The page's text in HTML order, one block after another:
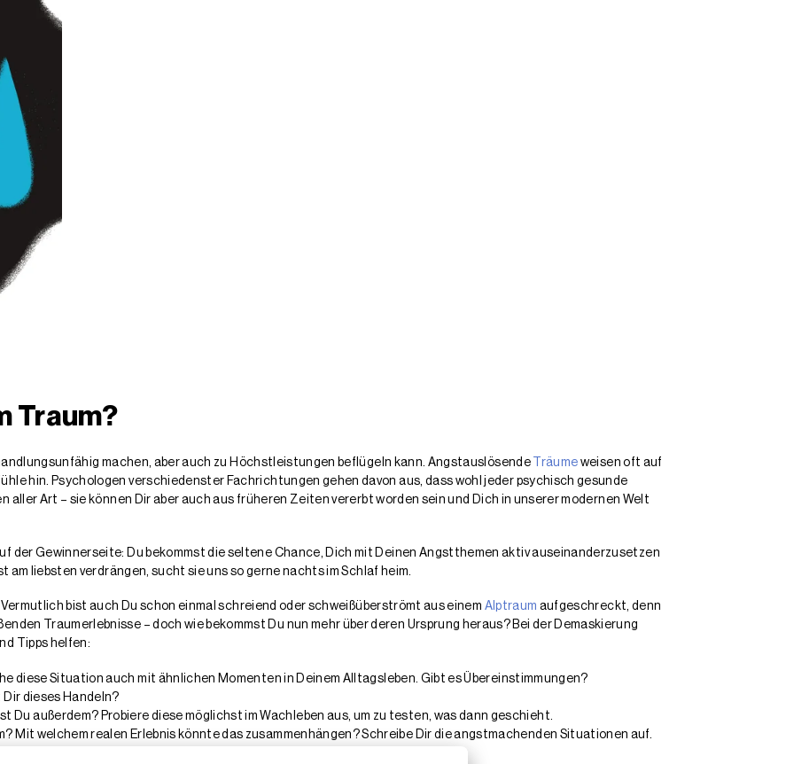
Traum?
machen, aber auch zu Höchstleistungen beflügeln kann. Angstauslösende Träume weisen oft auf
hin. Psychologen verschiedenster Fachrichtungen gehen davon aus, dass wohl jeder psychisch gesunde
aller Art – sie können Dir aber auch aus früheren Zeiten vererbt worden sein und Dich in unserer modernen Welt
der Gewinnerseite: Du bekommst die seltene Chance, Dich mit Deinen Angstthemen aktiv auseinanderzusetzen
am liebsten verdrängen, sucht sie uns so gerne nachts im Schlaf heim.
Vermutlich bist auch Du schon einmal schreiend oder schweißüberströmt aus einem Alptraum aufgeschreckt, denn
Traumerlebnisse – doch wie bekommst Du nun mehr über deren Ursprung heraus? Bei der Demaskierung
Tipps helfen:
diese Situation auch mit ähnlichen Momenten in Deinem Alltagsleben. Gibt es Übereinstimmungen?
dieses Handeln?
außerdem? Probiere diese möglichst im Wachleben aus, um zu testen, was dann geschieht.
Mit welchem realen Erlebnis könnte das zusammenhängen? Schreibe Dir die angstmachenden Situationen auf.